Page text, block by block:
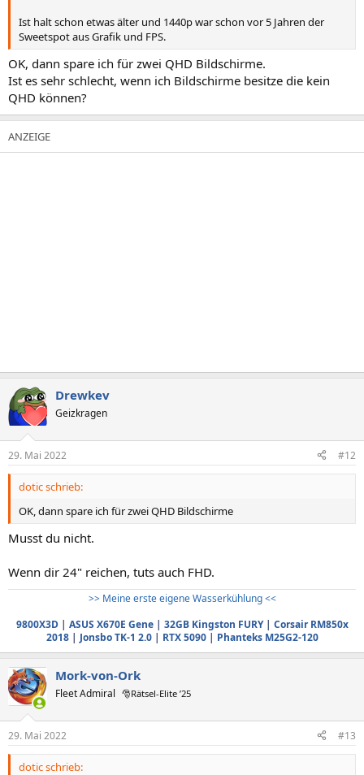
Ist halt schon etwas älter und 1440p war schon vor 5 Jahren der
Sweetspot aus Grafik und FPS.
OK, dann spare ich für zwei QHD Bildschirme.
Ist es sehr schlecht, wenn ich Bildschirme besitze die kein
QHD können?
Drewkev
Geizkragen
29. Mai 2022 #12
dotic schrieb:
OK, dann spare ich für zwei QHD Bildschirme
Musst du nicht.
Wenn dir 24" reichen, tuts auch FHD.
>> Meine erste eigene Wasserkühlung <<
9800X3D| ASUS X670E Gene| 32GB Kingston FURY| Corsair RM850x
2018| Jonsbo TK-1 2.0| RTX 5090| Phanteks M25G2-120
Mork-von-Ork
Fleet Admiral 🎅Rätsel-Elite ’25
29. Mai 2022 #13
dotic schrieb: